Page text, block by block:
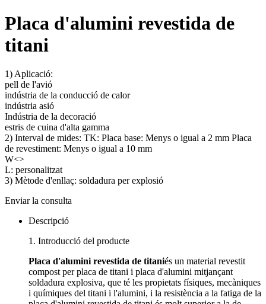
Placa d'alumini revestida de
titani
1) Aplicació:
pell de l'avió
indústria de la conducció de calor
indústria asió
Indústria de la decoració
estris de cuina d'alta gamma
2) Interval de mides: TK: Placa base: Menys o igual a 2 mm Placa
de revestiment: Menys o igual a 10 mm
W<>
L: personalitzat
3) Mètode d'enllaç: soldadura per explosió
Enviar la consulta
Descripció
1. Introducció del producte
Placa d'alumini revestida de titaniés un material revestit
compost per placa de titani i placa d'alumini mitjançant
soldadura explosiva, que té les propietats físiques, mecàniques
i químiques del titani i l'alumini, i la resistència a la fatiga de la